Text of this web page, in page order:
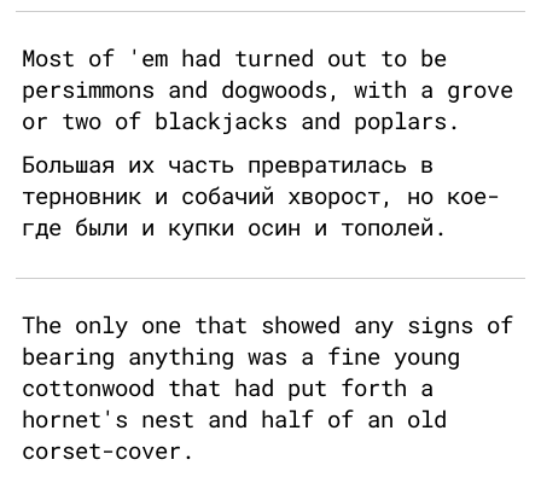
Most of 'em had turned out to be
persimmons and dogwoods, with a grove
or two of blackjacks and poplars.
Большая их часть превратилась в
терновник и собачий хворост, но кое-
где были и купки осин и тополей.
The only one that showed any signs of
bearing anything was a fine young
cottonwood that had put forth a
hornet's nest and half of an old
corset-cover.